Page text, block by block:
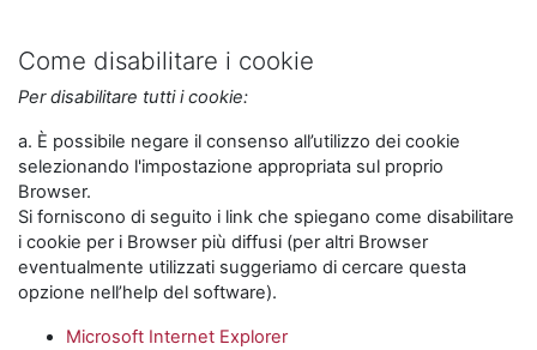
Come disabilitare i cookie
Per disabilitare tutti i cookie:
a. È possibile negare il consenso all’utilizzo dei cookie
selezionando l'impostazione appropriata sul proprio
Browser.
Si forniscono di seguito i link che spiegano come disabilitare
i cookie per i Browser più diffusi (per altri Browser
eventualmente utilizzati suggeriamo di cercare questa
opzione nell’help del software).
Microsoft Internet Explorer